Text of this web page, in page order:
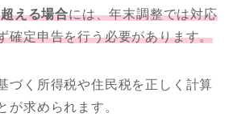
える場合には、年末調整では対応
確定申告を行う必要があります。
づく所得税や住民税を正しく計算
が求められます。